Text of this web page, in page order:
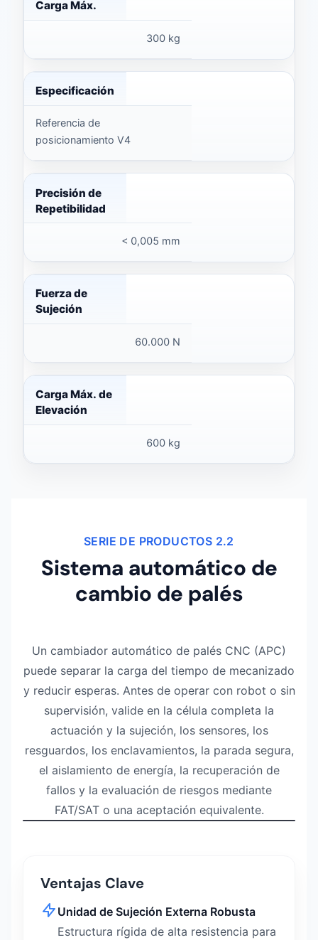
Carga Máx.
300 kg
Especificación
Referencia de
posicionamiento V4
Precisión de
Repetibilidad
< 0,005 mm
Fuerza de
Sujeción
60.000 N
Carga Máx. de
Elevación
600 kg
SERIE DE PRODUCTOS 2.2
Sistema automático de
cambio de palés
Un cambiador automático de palés CNC (APC)
puede separar la carga del tiempo de mecanizado
y reducir esperas. Antes de operar con robot o sin
supervisión, valide en la célula completa la
actuación y la sujeción, los sensores, los
resguardos, los enclavamientos, la parada segura,
el aislamiento de energía, la recuperación de
fallos y la evaluación de riesgos mediante
FAT/SAT o una aceptación equivalente.
Ver vídeo
Ventajas Clave
Unidad de Sujeción Externa Robusta
Estructura rígida de alta resistencia para